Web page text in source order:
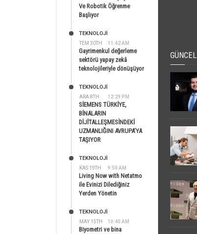
Ve Robotik Öğrenme
Başlıyor
TEM 30TH 11:42 AM
TEKNOLOJİ
Gayrimenkul değerleme
sektörü yapay zekâ
teknolojileriyle dönüşüyor
ARA 8TH 12:29 PM
TEKNOLOJİ
SİEMENS TÜRKİYE,
BİNALARIN
DİJİTALLEŞMESİNDEKİ
UZMANLIĞINI AVRUPA’YA
TAŞIYOR
KAS 19TH 9:50 AM
TEKNOLOJİ
Living Now with Netatmo
ile Evinizi Dilediğiniz
Yerden Yönetin
MAY 15TH 10:40 AM
TEKNOLOJİ
Biyometri ve bina
GÜNCEL